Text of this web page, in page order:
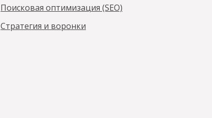
Поисковая оптимизация (SEO)
Стратегия и воронки